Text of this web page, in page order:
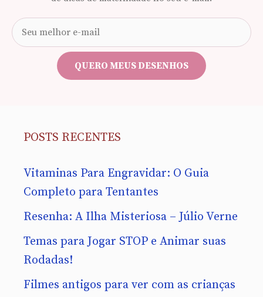
e-
mail
QUERO MEUS DESENHOS
POSTS RECENTES
Vitaminas Para Engravidar: O Guia
Completo para Tentantes
Resenha: A Ilha Misteriosa – Júlio Verne
Temas para Jogar STOP e Animar suas
Rodadas!
Filmes antigos para ver com as crianças